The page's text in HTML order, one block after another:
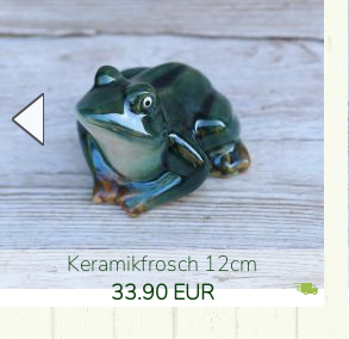
Keramikfrosch 12cm
33.90 EUR